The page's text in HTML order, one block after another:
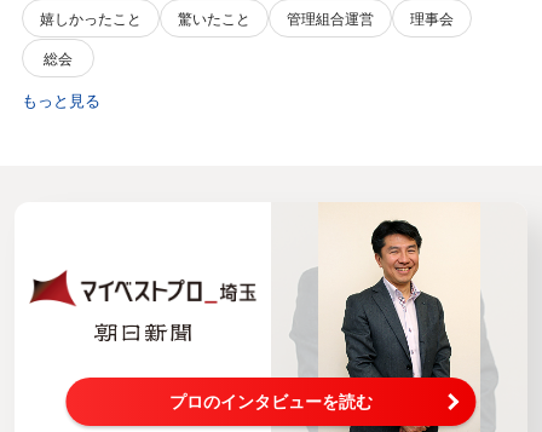
嬉しかったこと
驚いたこと 管理組合運営
理事会
総会
もっと見る
プロのインタビューを読む